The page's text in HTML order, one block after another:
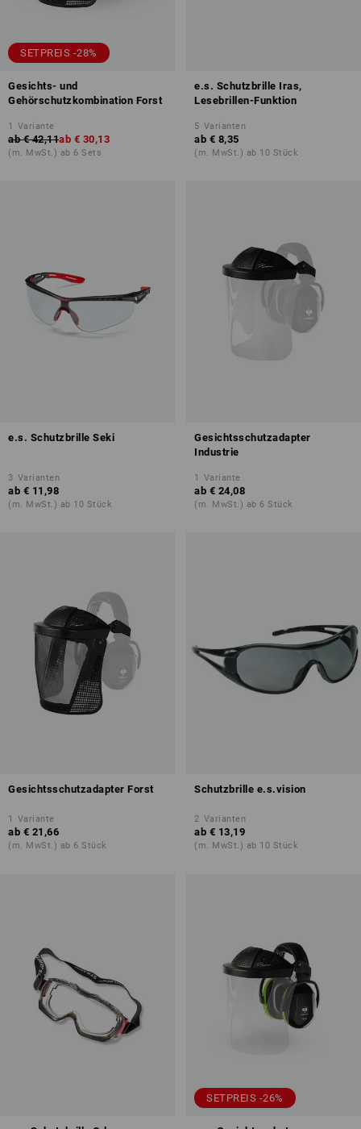
SETPREIS -28%
Gesichts- und
Gehörschutzkombination Forst
1 Variante
ab € 42,11ab € 30,13
(m. MwSt.) ab 6 Sets
e.s. Schutzbrille Iras,
Lesebrillen-Funktion
5 Varianten
ab € 8,35
(m. MwSt.) ab 10 Stück
e.s. Schutzbrille Seki
3 Varianten
ab € 11,98
(m. MwSt.) ab 10 Stück
Gesichtsschutzadapter
Industrie
1 Variante
ab € 24,08
(m. MwSt.) ab 6 Stück
Gesichtsschutzadapter Forst
1 Variante
ab € 21,66
(m. MwSt.) ab 6 Stück
Schutzbrille e.s.vision
2 Varianten
ab € 13,19
(m. MwSt.) ab 10 Stück
SETPREIS -26%